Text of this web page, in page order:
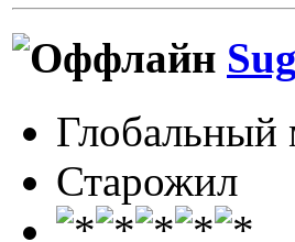
Глобальный
Старожил